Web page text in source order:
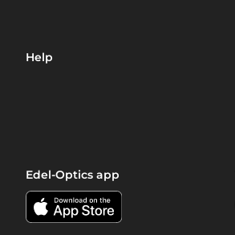
Help
Edel-Optics app